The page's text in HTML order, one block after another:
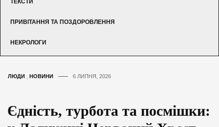
ТЕКСТИ
ПРИВІТАННЯ ТА ПОЗДОРОВЛЕННЯ
НЕКРОЛОГИ
ЛЮДИ НОВИНИ 6 ЛИПНЯ, 2026
Єдність, турбота та посмішки: